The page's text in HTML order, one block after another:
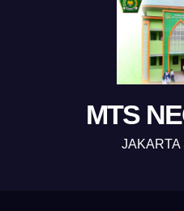
MTS
JAKARTA